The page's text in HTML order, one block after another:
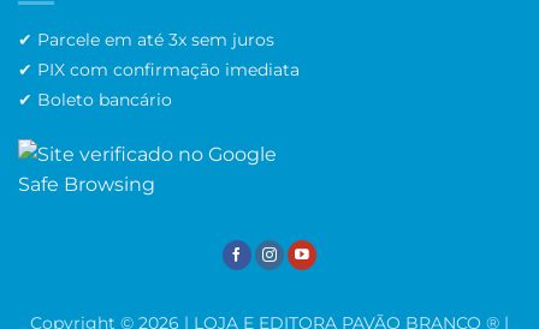
✔ Parcele em até 3x sem juros
✔ PIX com confirmação imediata
✔ Boleto bancário
Copyright © 2026 | LOJA E EDITORA PAVÃO BRANCO ® |